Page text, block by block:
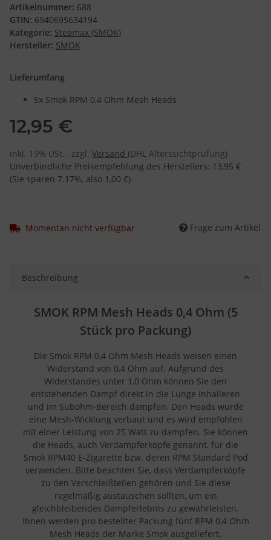
Artikelnummer: 688
GTIN: 6940695634194
Kategorie: Steamax (SMOK)
Hersteller: SMOK
Lieferumfang
5x Smok RPM 0,4 Ohm Mesh Heads
12,95 €
inkl. 19% USt. , zzgl. Versand (DHL Alterssichtprüfung)
Unverbindliche Preisempfehlung des Herstellers: 13,95 €
(Sie sparen 7.17%, also 1,00 €)
Momentan nicht verfügbar Frage zum Artikel
Beschreibung
SMOK RPM Mesh Heads 0,4 Ohm (5
Stück pro Packung)
Die Smok RPM 0,4 Ohm Mesh Heads weisen einen
Widerstand von 0,4 Ohm auf. Aufgrund des
Widerstandes unter 1,0 Ohm können Sie den
entstehenden Dampf direkt in die Lunge inhalieren
und im Subohm-Bereich dampfen. Den Heads wurde
eine Mesh-Wicklung verbaut und es wird empfohlen
mit einer Leistung von 25 Watt zu dampfen. Sie können
die Heads, auch Verdampferköpfe genannt, für die
Smok RPM40 E-Zigarette bzw. deren RPM Standard Pod
verwenden. Bitte beachten Sie, dass Verdampferköpfe
zu den Verschleißteilen gehören und Sie diese
regelmäßig austauschen sollten, um ein
gleichbleibendes Dampferlebnis zu gewährleisten.
Ihnen werden pro bestellter Packung fünf RPM 0,4 Ohm
Mesh Heads der Marke Smok ausgeliefert.